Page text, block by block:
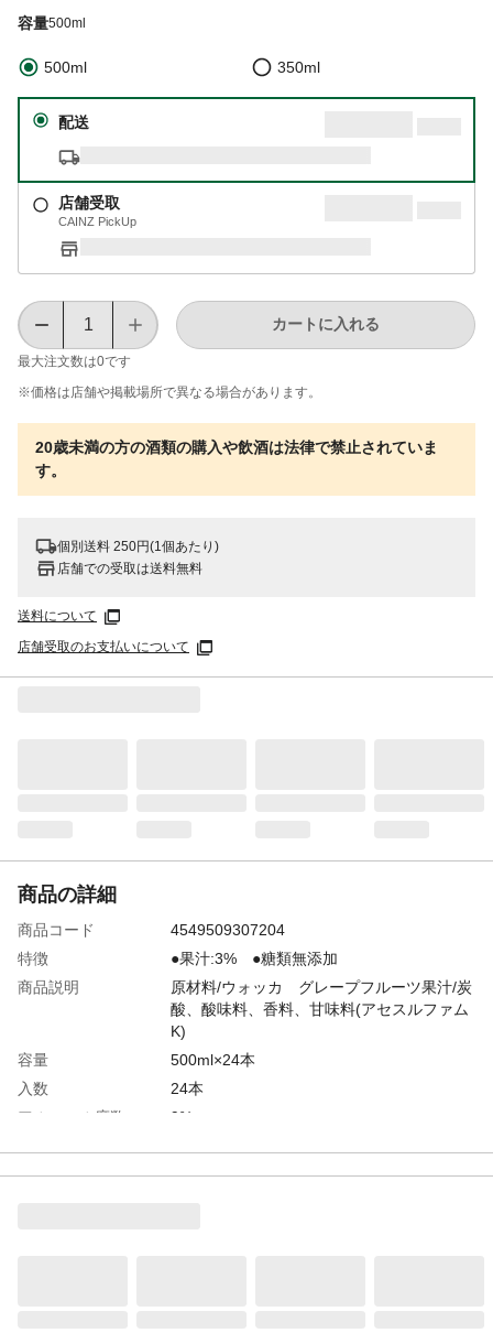
容量500ml
500ml 350ml
配送
店舗受取
CAINZ PickUp
最大注文数は0です
カートに入れる
※価格は​店舗や​掲載場所で​異なる​場合が​あります。
20歳未満の方の酒類の購入や飲酒は法律で禁止されていま
す。
個別送料 250円(1個あたり)
店舗での受取は送料無料
送料について
店舗受取のお支払いについて
商品の詳細
商品コード
4549509307204
特徴
●果汁:3% ●糖類無添加
商品説明
原材料/ウォッカ グレープフルーツ果汁/炭
酸、酸味料、香料、甘味料(アセスルファム
K)
容量
500ml×24本
入数
24本
アルコール度数
9%
タイプ
スピリッツ(発泡性)①